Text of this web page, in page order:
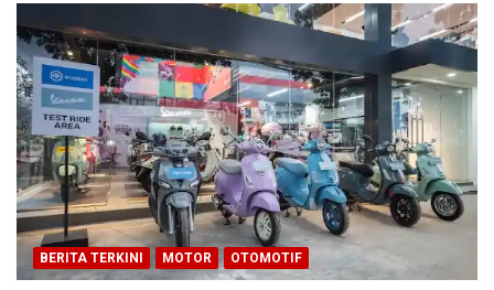
BERITA TERKINI MOTOR OTOMOTIF